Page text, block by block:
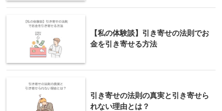
【私の体験談】引き寄せの法則でお
金を引き寄せる方法
引き寄せの法則の真実と引き寄せら
れない理由とは？